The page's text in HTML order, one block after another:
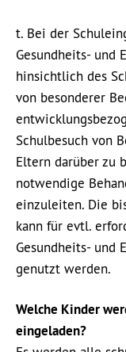
t. Bei der
Gesundheits- und
hinsichtlich des
von besonderer
Schulbesuch von
Eltern darüber zu
notwendige
einzuleiten. Die
kann für evtl.
Gesundheits- und
genutzt werden.
Welche Kinder
eingeladen?